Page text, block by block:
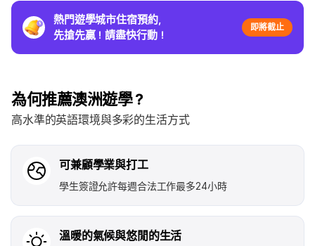
熱門遊學城市住宿預約，
先搶先贏！請盡快行動！
即將截止
為何推薦澳洲遊學？
高水準的英語環境與多彩的生活方式
可兼顧學業與打工
學生簽證允許每週合法工作最多24小時
溫暖的氣候與悠閒的生活